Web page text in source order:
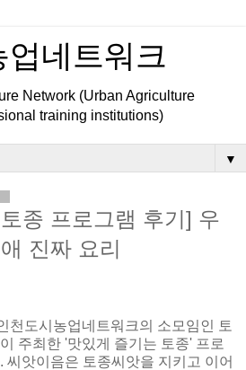
업네트워크
Network (Urban Agriculture
training institutions)
▼
종 프로그램 후기] 우
진짜 요리
천도시농업네트워크의 소모임인 토
주최한 '맛있게 즐기는 토종' 프로
씨앗이음은 토종씨앗을 지키고 이어